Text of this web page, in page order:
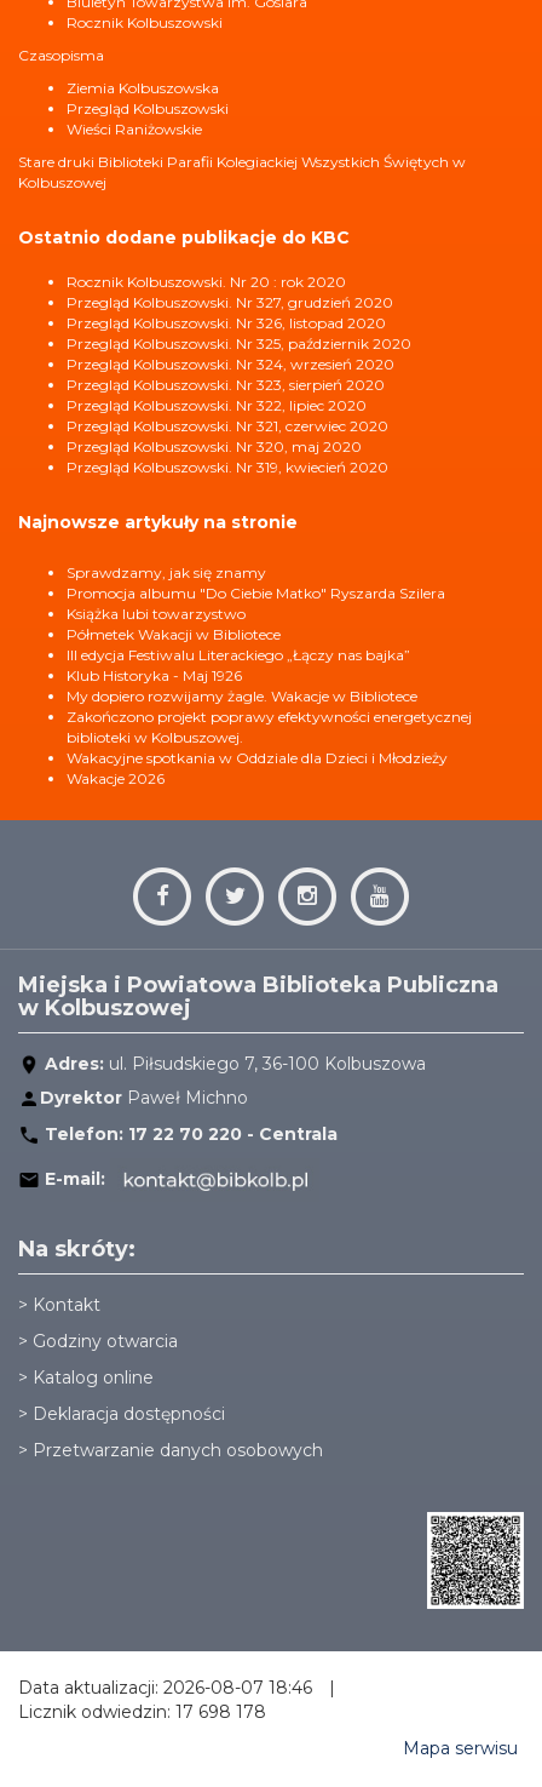
Rocznik Kolbuszowski
Czasopisma
Ziemia Kolbuszowska
Przegląd Kolbuszowski
Wieści Raniżowskie
Stare druki Biblioteki Parafii Kolegiackiej Wszystkich Świętych w
Kolbuszowej
Ostatnio dodane publikacje do KBC
Rocznik Kolbuszowski. Nr 20 : rok 2020
Przegląd Kolbuszowski. Nr 327, grudzień 2020
Przegląd Kolbuszowski. Nr 326, listopad 2020
Przegląd Kolbuszowski. Nr 325, październik 2020
Przegląd Kolbuszowski. Nr 324, wrzesień 2020
Przegląd Kolbuszowski. Nr 323, sierpień 2020
Przegląd Kolbuszowski. Nr 322, lipiec 2020
Przegląd Kolbuszowski. Nr 321, czerwiec 2020
Przegląd Kolbuszowski. Nr 320, maj 2020
Przegląd Kolbuszowski. Nr 319, kwiecień 2020
Najnowsze artykuły na stronie
Sprawdzamy, jak się znamy
Promocja albumu "Do Ciebie Matko" Ryszarda Szilera
Książka lubi towarzystwo
Półmetek Wakacji w Bibliotece
III edycja Festiwalu Literackiego „Łączy nas bajka”
Klub Historyka - Maj 1926
My dopiero rozwijamy żagle. Wakacje w Bibliotece
Zakończono projekt poprawy efektywności energetycznej
biblioteki w Kolbuszowej.
Wakacyjne spotkania w Oddziale dla Dzieci i Młodzieży
Wakacje 2026
Miejska i Powiatowa Biblioteka Publiczna
w Kolbuszowej
Adres: ul. Piłsudskiego 7, 36-100 Kolbuszowa
Dyrektor Paweł Michno
Telefon: 17 22 70 220 - Centrala
E-mail:
Na skróty:
> Kontakt
> Godziny otwarcia
> Katalog online
> Deklaracja dostępności
> Przetwarzanie danych osobowych
Data aktualizacji: 2026-08-07 18:46
|
Licznik odwiedzin: 17 698 178
Mapa serwisu